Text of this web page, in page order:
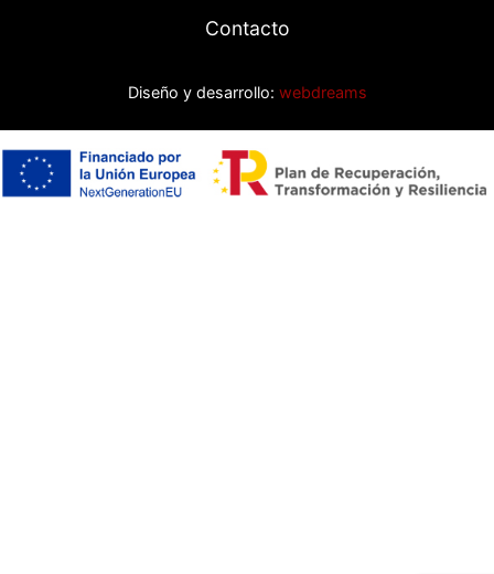
Contacto
Diseño y desarrollo: webdreams